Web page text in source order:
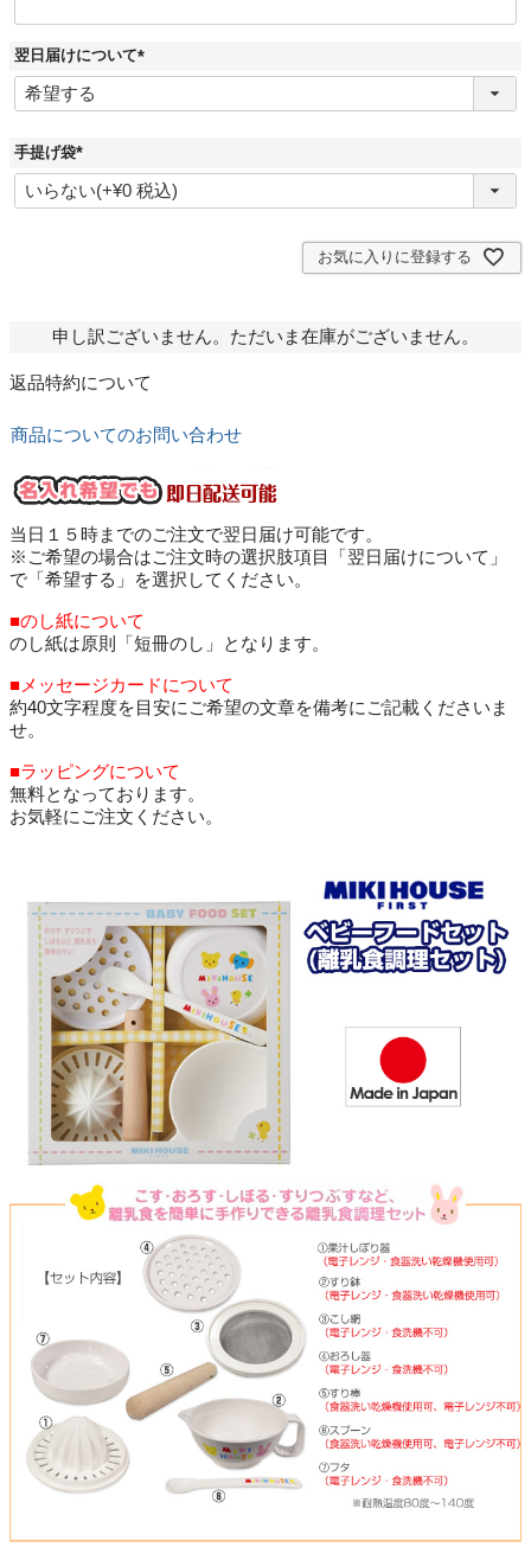
翌日届けについて
(
須
手提げ袋
(
必
須
お気に入りに登録する
申し訳ございません。ただいま在庫がございません。
返品特約について
商品についてのお問い合わせ
当日１５時までのご注文で翌日届け可能です。
※ご希望の場合はご注文時の選択肢項目「翌日届けについて」
で「希望する」を選択してください。
■のし紙について
のし紙は原則「短冊のし」となります。
■メッセージカードについて
約40文字程度を目安にご希望の文章を備考にご記載くださいま
せ。
■ラッピングについて
無料となっております。
お気軽にご注文ください。